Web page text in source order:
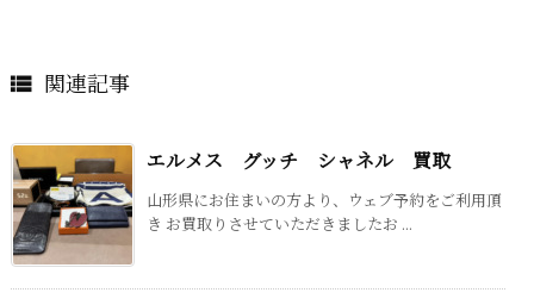
 関連記事
エルメス グッチ シャネル 買取
山形県にお住まいの方より、ウェブ予約をご利用頂
き お買取りさせていただきましたお ...